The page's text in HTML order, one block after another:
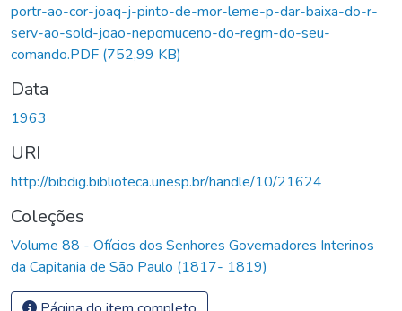
portr-ao-cor-joaq-j-pinto-de-mor-leme-p-dar-baixa-do-r-
serv-ao-sold-joao-nepomuceno-do-regm-do-seu-
comando.PDF (752,99 KB)
Data
1963
URI
http://bibdig.biblioteca.unesp.br/handle/10/21624
Coleções
Volume 88 - Ofícios dos Senhores Governadores Interinos
da Capitania de São Paulo (1817- 1819)